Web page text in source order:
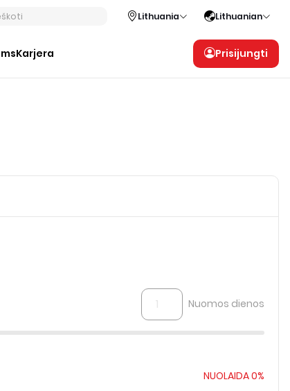
Lithuania Lithuanian
Karjera Prisijungti
Nuomos dienos
NUOLAIDA0%